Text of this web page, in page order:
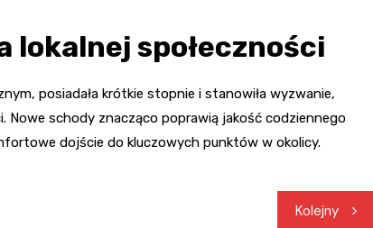
społeczności
posiadała krótkie stopnie i stanowiła wyzwanie,
Nowe schody znacząco poprawią jakość codziennego
dojście do kluczowych punktów w okolicy.
Kolejny